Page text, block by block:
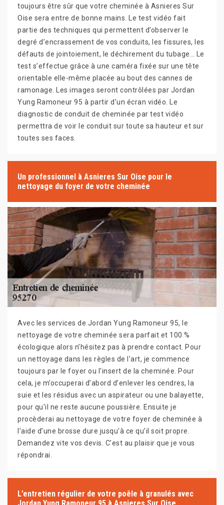
toujours être sûr que votre cheminée à Asnieres Sur
Oise sera entre de bonne mains. Le test vidéo fait
partie des techniques qui permettent d’observer le
degré d’encrassement de vos conduits, les fissures, les
défauts de jointoiement, le déchirement du tubage… Le
test s’effectue grâce à une caméra fixée sur une tête
orientable elle-même placée au bout des cannes de
ramonage. Les images seront contrôlées par Jordan
Yung Ramoneur 95 à partir d’un écran vidéo. Le
diagnostic de conduit de cheminée par test vidéo
permettra de voir le conduit sur toute sa hauteur et sur
toutes ses faces.
Un professionnel à Asnieres Sur Oise pour le
nettoyage du foyer de votre cheminée
Avec les services de Jordan Yung Ramoneur 95, le
nettoyage de votre cheminée sera parfait et 100 %
écologique alors n’hésitez pas à prendre contact. Pour
un nettoyage dans les règles de l'art, je commence
toujours par le foyer ou l'insert de la cheminée. Pour
cela, je m’occuperai d’abord d’enlever les cendres, la
suie et les résidus avec un aspirateur ou une balayette,
pour qu'il ne reste aucune poussière. Ensuite je
procèderai au nettoyage de votre foyer de cheminée à
l’aide d’une brosse dure jusqu'à ce qu’il soit propre.
Demandez vite vos devis. C’est au plaisir que je vous
répondrai.
L’entretien régulier de votre poêle à granulés avec